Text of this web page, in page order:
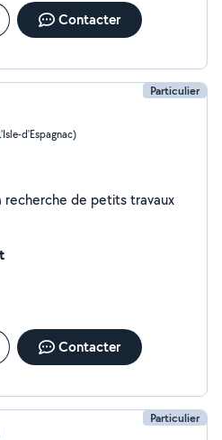
Contacter
Particulier
d'Espagnac)
recherche de petits travaux
Contacter
Particulier